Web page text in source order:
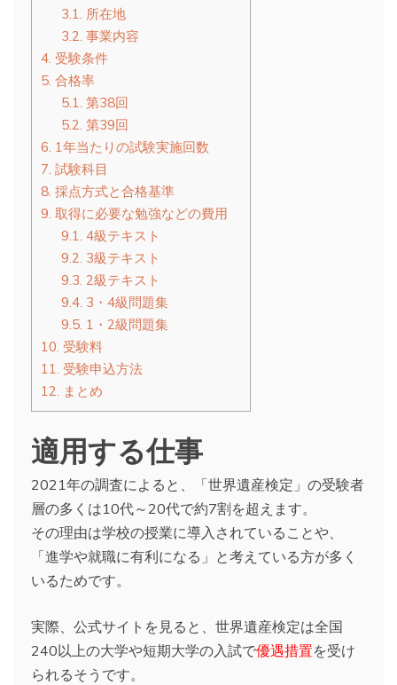
3.1.
所在地
3.2. 事業内容
4. 受験条件
5. 合格率
5.1. 第38回
5.2. 第39回
6. 1年当たりの試験実施回数
7. 試験科目
8. 採点方式と合格基準
9. 取得に必要な勉強などの費用
9.1. 4級テキスト
9.2. 3級テキスト
9.3. 2級テキスト
9.4. 3・4級問題集
9.5. 1・2級問題集
10. 受験料
11.
受験申込方法
12.
まとめ
適用する仕事
2021年の調査によると、「世界遺産検定」の受験者
層の多くは10代～20代で約7割を超えます。
その理由は学校の授業に導入されていることや、
「進学や就職に有利になる」と考えている方が多く
いるためです。
実際、公式サイトを見ると、世界遺産検定は全国
240以上の大学や短期大学の入試で優遇措置を受け
られるそうです。